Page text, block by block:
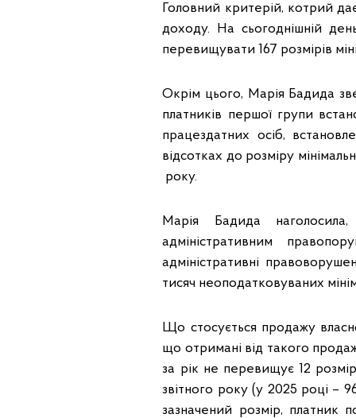
Головний критерій, котрий
доходу. На сьогоднішній
перевищувати 167 розмірів
Окрім цього, Марія Бадида
платників першої групи
працездатних осіб,
відсотках до розміру
року.
Марія Бадида
адміністративним
адміністративні
тисяч неоподатковуваних
Що стосується продажу
що отримані від такого
за рік не перевищує 12
звітного року (у 2025 році –
зазначений розмір, платник